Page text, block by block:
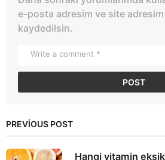
e-posta adresim ve site adresim
kaydedilsin.
PREVIOUS POST
Hangi vitamin